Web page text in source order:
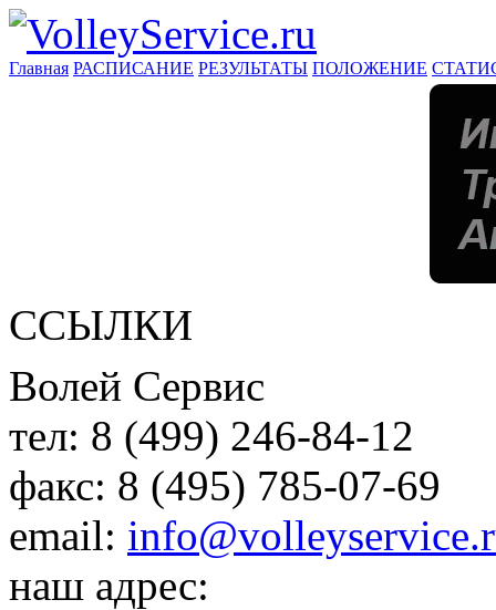
Главная РАСПИСАНИЕ РЕЗУЛЬТАТЫ ПОЛОЖЕНИЕ
ССЫЛКИ
Волей Сервис
тел: 8 (499) 246-84-12
факс: 8 (495) 785-07-69
email:
наш адрес: